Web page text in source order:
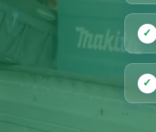
✓
✓